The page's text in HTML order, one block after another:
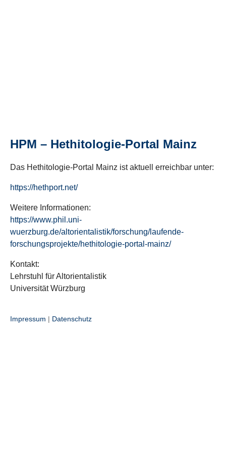
HPM – Hethitologie-Portal Mainz
Das Hethitologie-Portal Mainz ist aktuell erreichbar unter:
https://hethport.net/
Weitere Informationen:
https://www.phil.uni-
wuerzburg.de/altorientalistik/forschung/laufende-
forschungsprojekte/hethitologie-portal-mainz/
Kontakt:
Lehrstuhl für Altorientalistik
Universität Würzburg
Impressum | Datenschutz